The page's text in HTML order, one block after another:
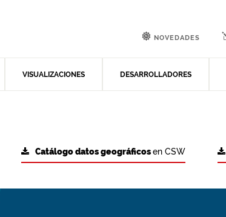
VISUALIZACIONES DESARROLLADORES
NOVEDADES
Catálogo datos geográficosen CSW